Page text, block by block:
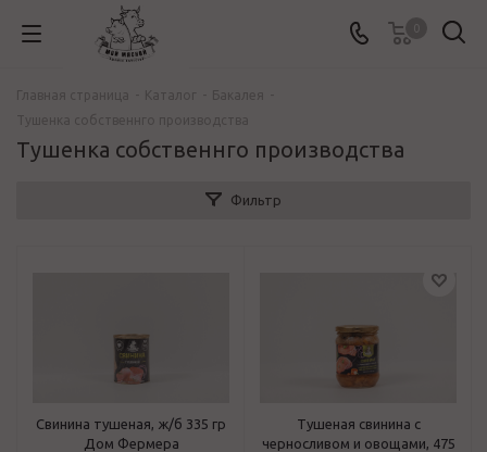
Тушенка собственнго производства
Фильтр
Свинина тушеная, ж/б 335 гр
Дом Фермера
Тушеная свинина с
черносливом и овощами, 475